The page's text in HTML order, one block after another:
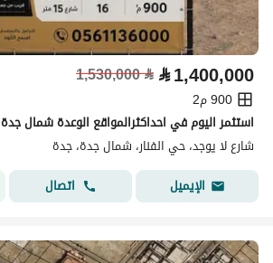
⃁1,400,000
⃁
1,530,000
900 م2
استثمر اليوم في احداكثرالمواقع الوعدة شمال جدة
شارع لا يوجد، حي الفنار، شمال جدة، جدة
الإيميل
اتصال